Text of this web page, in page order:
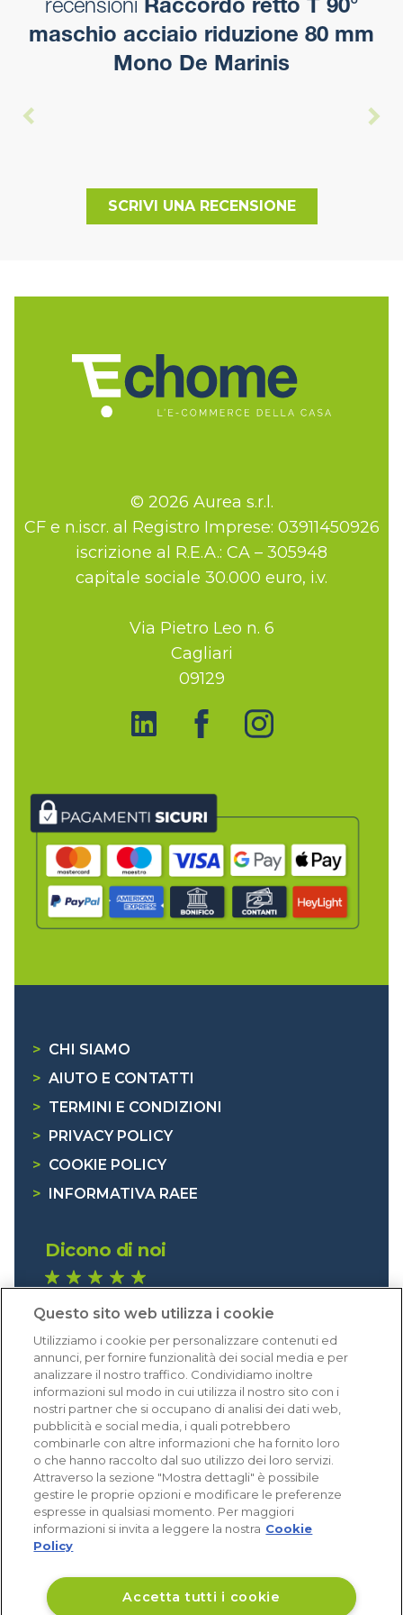
recensioni Raccordo retto T 90°
maschio acciaio riduzione 80 mm
Mono De Marinis
SCRIVI UNA RECENSIONE
© 2026 Aurea s.r.l.
CF e n.iscr. al Registro Imprese: 03911450926
iscrizione al R.E.A.: CA – 305948
capitale sociale 30.000 euro, i.v.
Via Pietro Leo n. 6
Cagliari
09129
> CHI SIAMO
> AIUTO E CONTATTI
> TERMINI E CONDIZIONI
>
PRIVACY POLICY
> COOKIE POLICY
>
INFORMATIVA RAEE
Dicono di noi
Eccellente (4,8)
Acquisti verificati
Questo sito web utilizza i cookie
Utilizziamo i cookie per personalizzare contenuti ed
annunci, per fornire funzionalità dei social media e per
analizzare il nostro traffico. Condividiamo inoltre
informazioni sul modo in cui utilizza il nostro sito con i
nostri partner che si occupano di analisi dei dati web,
pubblicità e social media, i quali potrebbero
combinarle con altre informazioni che ha fornito loro
o che hanno raccolto dal suo utilizzo dei loro servizi.
Attraverso la sezione "Mostra dettagli" è possibile
gestire le proprie opzioni e modificare le preferenze
espresse in qualsiasi momento. Per maggiori
informazioni si invita a leggere la nostra Cookie
Policy
Accetta tutti i cookie